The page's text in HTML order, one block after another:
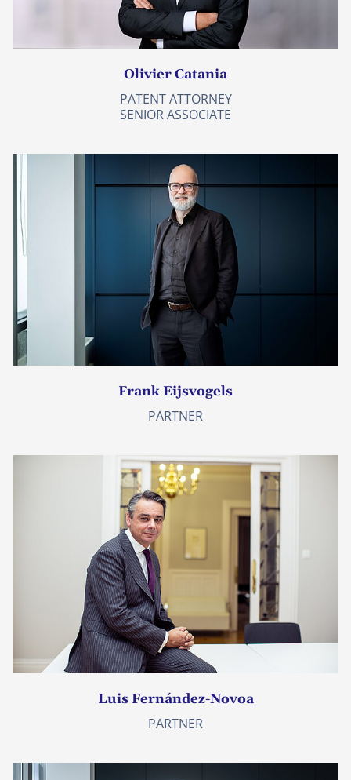
Olivier Catania
PATENT ATTORNEY
SENIOR ASSOCIATE
Frank Eijsvogels
PARTNER
Luis Fernández-Novoa
PARTNER